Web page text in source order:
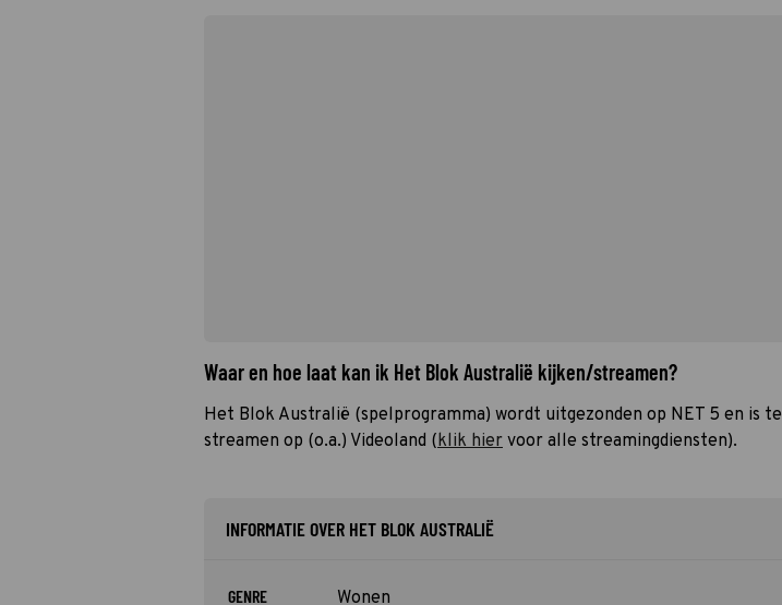
Waar en hoe laat kan ik Het Blok Australië kijken/streamen?
Het Blok Australië (spelprogramma) wordt uitgezonden op NET 5 en is te
streamen op (o.a.) Videoland (klik hier voor alle streamingdiensten).
INFORMATIE OVER HET BLOK AUSTRALIË
GENRE Wonen